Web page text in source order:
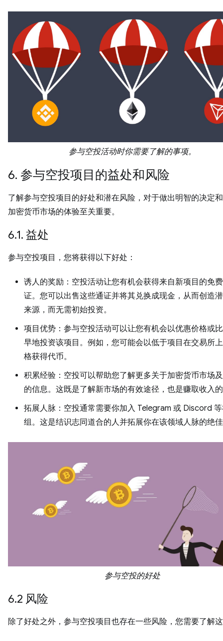
参与空投活动时你需要了解的事项。
6. 参与空投项目的益处和风险
了解参与空投项目的好处和潜在风险，对于做出明智的决定
加密货币市场的体验至关重要。
6.1. 益处
参与空投项目，您将获得以下好处：
诱人的奖励：空投活动让您有机会获得来自新项目的免
证。您可以出售这些通证并将其兑换成现金，从而创造
来源，而无需初始投资。
项目优势：参与空投活动可以让您有机会以优惠价格或
早地投资该项目。例如，您可能会以低于项目在交易所
格获得代币。
积累经验：空投可以帮助您了解更多关于加密货币市场
的信息。这既是了解新市场的有效途径，也是赚取收入
拓展人脉：空投通常需要你加入 Telegram 或 Discord
组。这是结识志同道合的人并拓展你在该领域人脉的绝
参与空投的好处
6.2 风险
除了好处之外，参与空投项目也存在一些风险，您需要了解